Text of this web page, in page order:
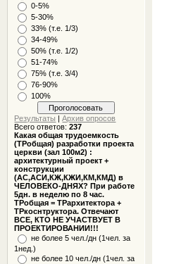
0-5%
5-30%
33% (т.е. 1/3)
34-49%
50% (т.е. 1/2)
51-74%
75% (т.е. 3/4)
76-90%
100%
Результаты |Архив опросов
Всего ответов:237
Какая общая трудоемкость
(ТРобщая) разработки проекта
церкви (зал 100м2) :
архитектурный проект +
конструкции
(АС,АСИ,КЖ,КЖИ,КМ,КМД) в
ЧЕЛОВЕКО-ДНЯХ? При работе
5дн. в неделю по 8 час.
ТРобщая = ТРархитектора +
ТРкоснтруктора. Отвечают
ВСЕ, КТО НЕ УЧАСТВУЕТ В
ПРОЕКТИРОВАНИИ!!!
не более 5 чел./дн (1чел. за
1нед.)
не более 10 чел./дн (1чел. за